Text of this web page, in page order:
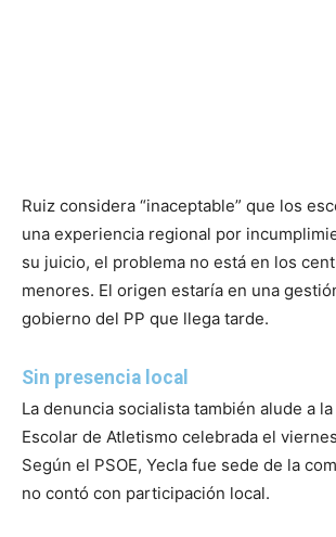
Ruiz considera “inaceptable” que los
una experiencia regional por
su juicio, el problema no está en los
menores. El origen estaría en una
gobierno del PP que llega tarde.
Sin presencia local
La denuncia socialista también alude a
Escolar de Atletismo celebrada el
Según el PSOE, Yecla fue sede de la
no contó con participación local.